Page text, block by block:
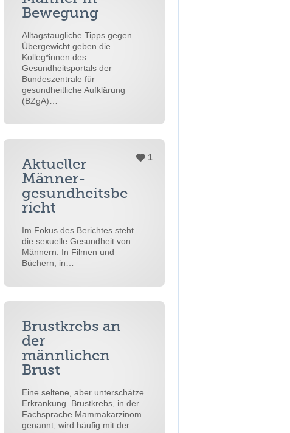
Bewegung
Alltagstaugliche Tipps gegen
Übergewicht geben die
Kolleg*innen des
Gesundheitsportals der
Bundeszentrale für
gesundheitliche Aufklärung
(BZgA)…
Aktueller
Männer-
gesundheitsbe
richt
1
Im Fokus des Berichtes steht
die sexuelle Gesundheit von
Männern. In Filmen und
Büchern, in…
Brustkrebs an
der
männlichen
Brust
Eine seltene, aber unterschätze
Erkrankung. Brustkrebs, in der
Fachsprache Mammakarzinom
genannt, wird häufig mit der…